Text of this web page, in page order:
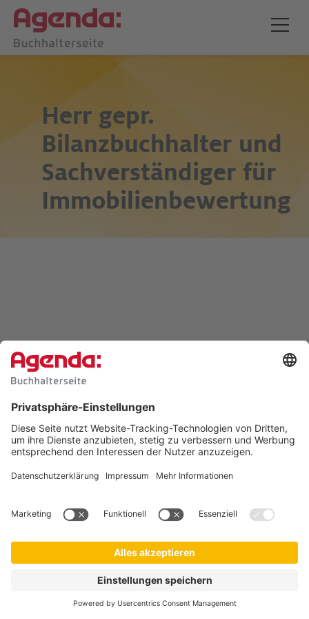
Herr gepr.
Bilanzbuchhalter und
Sachverständiger für
Immobilienbewertung